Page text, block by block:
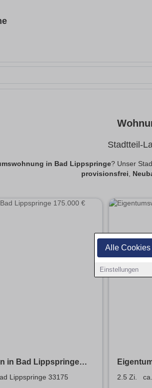
Alle Cookies
Einstellungen
Stadtteil-
in Bad Lippspringe? Unser
provisionsfrei,
in Bad Lippspringe
Lippspringe 33175 2.5 Zi.